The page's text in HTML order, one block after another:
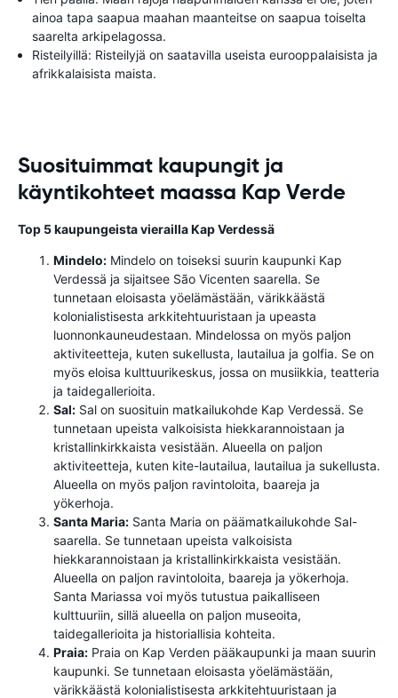
ainoa tapa saapua maahan maanteitse on saapua toiselta
saarelta arkipelagossa.
Risteilyillä: Risteilyjä on saatavilla useista eurooppalaisista ja
afrikkalaisista maista.
Suosituimmat kaupungit ja
käyntikohteet maassa Kap Verde
Top 5 kaupungeista vierailla Kap Verdessä
Mindelo: Mindelo on toiseksi suurin kaupunki Kap
Verdessä ja sijaitsee São Vicenten saarella. Se
tunnetaan eloisasta yöelämästään, värikkäästä
kolonialistisesta arkkitehtuuristaan ja upeasta
luonnonkauneudestaan. Mindelossa on myös paljon
aktiviteetteja, kuten sukellusta, lautailua ja golfia. Se on
myös eloisa kulttuurikeskus, jossa on musiikkia, teatteria
ja taidegallerioita.
Sal: Sal on suosituin matkailukohde Kap Verdessä. Se
tunnetaan upeista valkoisista hiekkarannoistaan ja
kristallinkirkkaista vesistään. Alueella on paljon
aktiviteetteja, kuten kite-lautailua, lautailua ja sukellusta.
Alueella on myös paljon ravintoloita, baareja ja
yökerhoja.
Santa Maria: Santa Maria on päämatkailukohde Sal-
saarella. Se tunnetaan upeista valkoisista
hiekkarannoistaan ja kristallinkirkkaista vesistään.
Alueella on paljon ravintoloita, baareja ja yökerhoja.
Santa Mariassa voi myös tutustua paikalliseen
kulttuuriin, sillä alueella on paljon museoita,
taidegallerioita ja historiallisia kohteita.
Praia: Praia on Kap Verden pääkaupunki ja maan suurin
kaupunki. Se tunnetaan eloisasta yöelämästään,
värikkäästä kolonialistisesta arkkitehtuuristaan ja